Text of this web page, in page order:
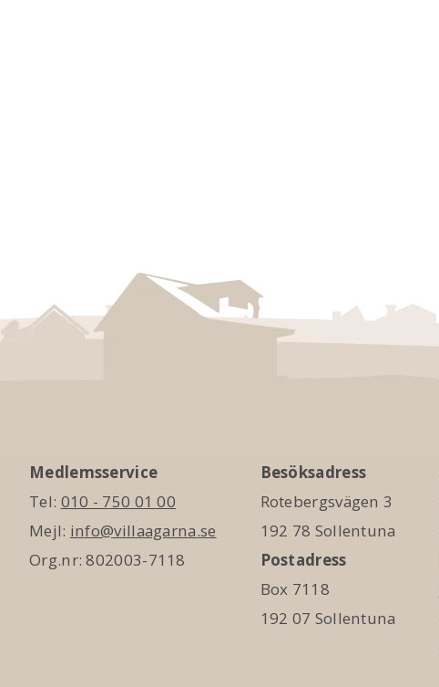
Medlemsservice
Tel: 010 - 750 01 00
Mejl: info@villaagarna.se
Org.nr: 802003-7118
Besöksadress
Rotebergsvägen 3
192 78 Sollentuna
Postadress
Box 7118
192 07 Sollentuna